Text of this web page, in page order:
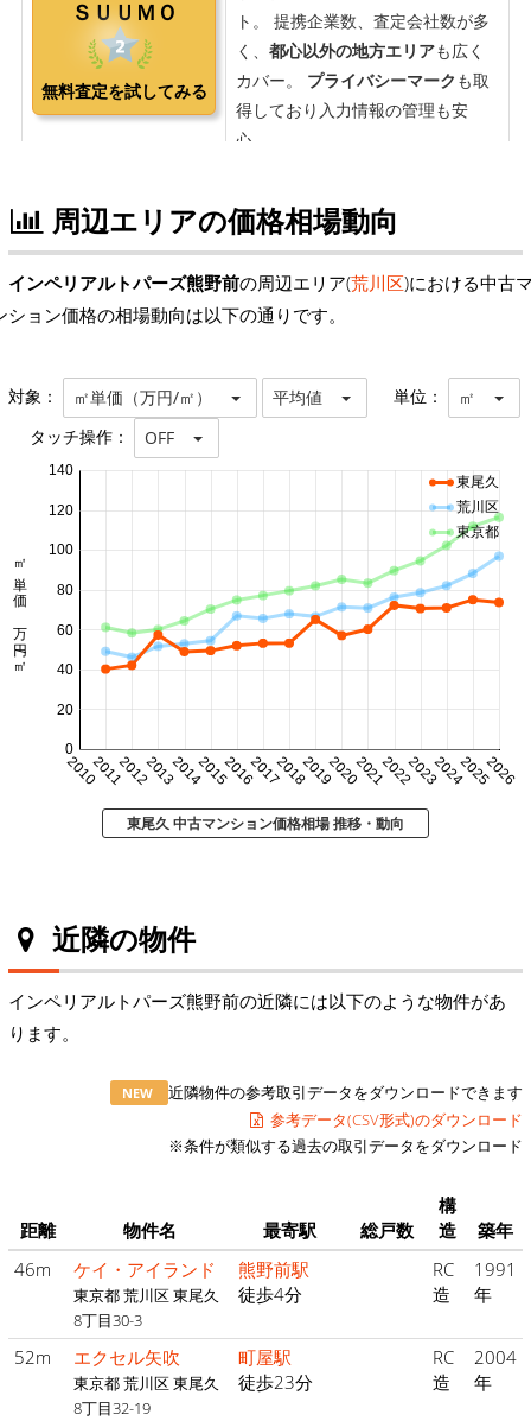
周辺エリアの価格相場動向
インペリアルトパーズ熊野前の周辺エリア(荒川区)における中古
ション価格の相場動向は以下の通りです。
対象： ㎡単価（万円/㎡） 平均値 単位： ㎡
タッチ操作： OFF
20102011201220132014201520162017201820192020202120222023202420252026
0
20
40
60
80
100
120
140
㎡単価 万円/㎡
東尾久
荒川区
東京都
東尾久 中古マンション価格相場 推移・動向
近隣の物件
インペリアルトパーズ熊野前の近隣には以下のような物件があ
ります。
NEW
近隣物件の参考取引データをダウンロードできます
参考データ(CSV形式)のダウンロード
※条件が類似する過去の取引データをダウンロード
距離 物件名 最寄駅 総戸数
構
造
築年
46m
ケイ・アイランド
東京都 荒川区 東尾久
8丁目30-3
熊野前駅
徒歩4分
RC
造
1991
年
52m エクセル矢吹
東京都 荒川区 東尾久
8丁目32-19
町屋駅
徒歩23分
RC
造
2004
年